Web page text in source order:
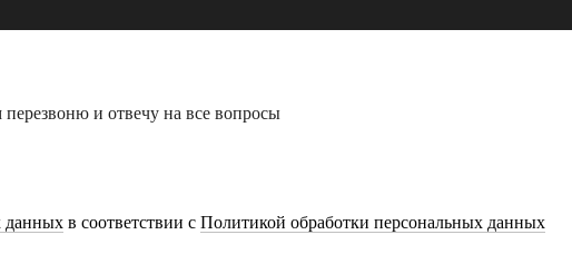
и отвечу на все вопросы
данных в соответствии с Политикой обработки персональных данных